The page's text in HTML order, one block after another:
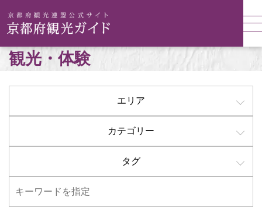
観光・体験
エリア
カテゴリー
タグ